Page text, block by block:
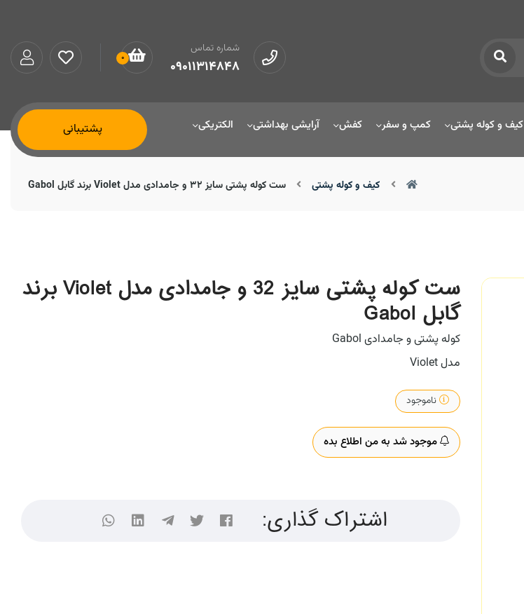
شماره تماس
09011314848
0
کیف و کوله پشتی کمپ و سفر کفش آرایشی بهداشتی الکتریکی پشتیبانی
کیف و کوله پشتی ست کوله پشتی سایز 32 و جامدادی مدل Violet برند گابل Gabol
ست کوله پشتی سایز 32 و جامدادی مدل Violet برند
گابل Gabol
کوله پشتی و جامدادی Gabol
مدل Violet
ناموجود
موجود شد به من اطلاع بده
اشتراک گذاری: